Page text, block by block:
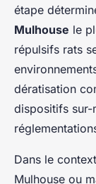
étape
Mulhouse le
répulsifs rats
dératisation
dispositifs sur-
Dans le
Mulhouse ou